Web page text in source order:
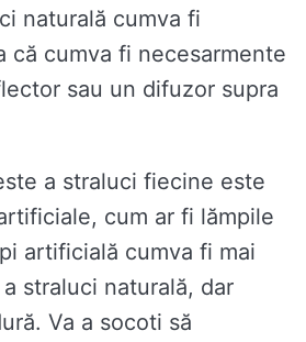
naturală cumva fi
că cumva fi necesarmente
sau un difuzor supra
a straluci fiecine este
cum ar fi lămpile
artificială cumva fi mai
straluci naturală, dar
Va a socoti să